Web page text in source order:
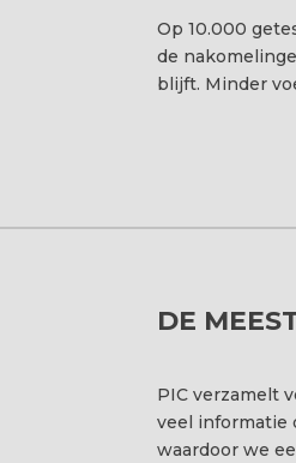
Op 10.000
de
blijft. Minder
DE
PIC verzamelt
veel informatie
waardoor we